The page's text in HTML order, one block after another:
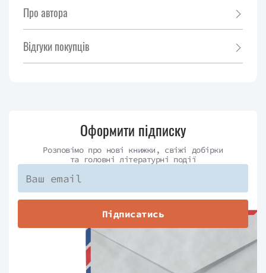
Про автора
Відгуки покупців
Оформити підписку
Розповімо про нові книжки, свіжі добірки
та головні літературні події
Підписатись